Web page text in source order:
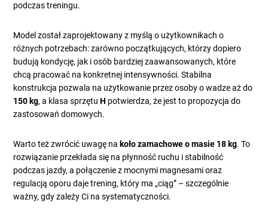
podczas treningu.
Model został zaprojektowany z myślą o użytkownikach o
różnych potrzebach: zarówno początkujących, którzy dopiero
budują kondycję, jak i osób bardziej zaawansowanych, które
chcą pracować na konkretnej intensywności. Stabilna
konstrukcja pozwala na użytkowanie przez osoby o wadze aż do
150 kg, a klasa sprzętuH potwierdza, że jest to propozycja do
zastosowań domowych.
Warto też zwrócić uwagę na koło zamachowe o masie 18 kg. To
rozwiązanie przekłada się na płynność ruchu i stabilność
podczas jazdy, a połączenie z mocnymi magnesami oraz
regulacją oporu daje trening, który ma „ciąg” – szczególnie
ważny, gdy zależy Ci na systematyczności.